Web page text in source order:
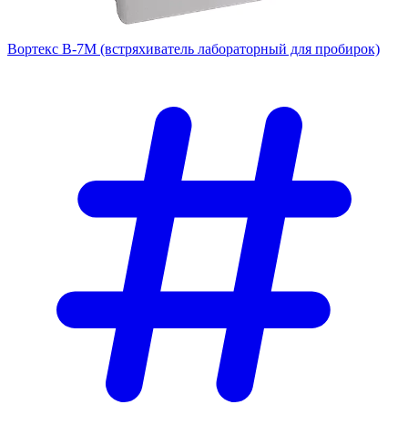
Вортекс В-7М (встряхиватель лабораторный для пробирок)